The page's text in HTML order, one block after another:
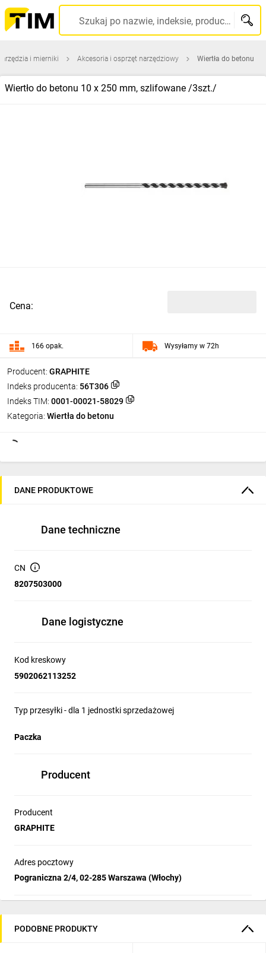
Szukaj po nazwie, indeksie, producencie, kodzie kreskowym...
i mierniki Akcesoria i osprzęt narzędziowy Wiertła do betonu
Wiertło do betonu 10 x 250 mm, szlifowane /3szt./
Producent: GRAPHITE
Indeks producenta: 56T306
Indeks TIM: 0001-00021-58029
Kategoria: Wiertła do betonu
Cena:
166 opak. Wysyłamy w 72h
DANE PRODUKTOWE
Dane techniczne
CN
8207503000
Dane logistyczne
Kod kreskowy
5902062113252
Typ przesyłki - dla 1 jednostki sprzedażowej
Paczka
Producent
Producent
GRAPHITE
Adres pocztowy
Pograniczna 2/4, 02-285 Warszawa (Włochy)
PODOBNE PRODUKTY